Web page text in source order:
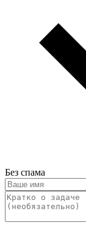
Без спама